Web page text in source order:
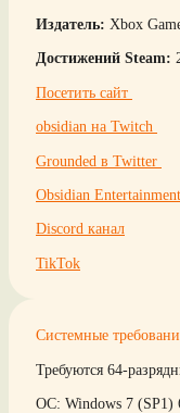
Издатель: Xbox
Достижений Steam:
Посетить сайт
obsidian на Twitch
Grounded в Twitter
Obsidian
Discord канал
TikTok
Системные
Требуются 64-
ОС: Windows 7 (SP1)